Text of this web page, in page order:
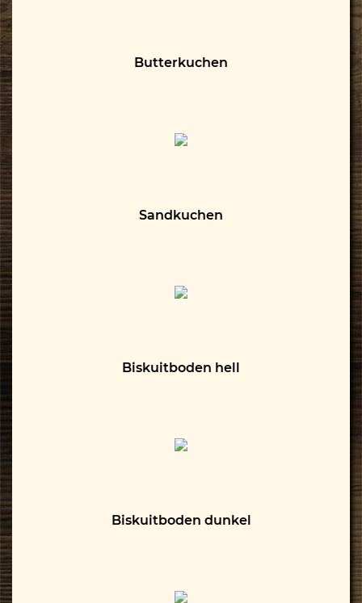
Butterkuchen
Sandkuchen
Biskuitboden hell
Biskuitboden dunkel